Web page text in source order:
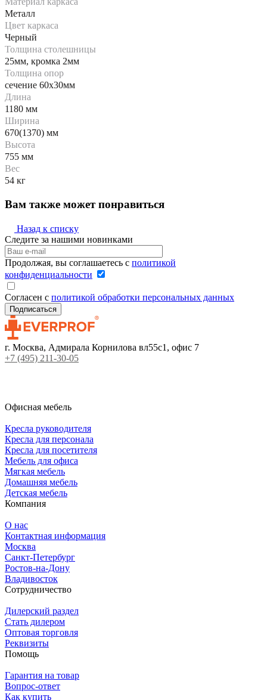
Металл
Цвет каркаса
Черный
Толщина столешницы
25мм, кромка 2мм
Толщина опор
сечение 60х30мм
Длина
1180 мм
Ширина
670(1370) мм
Высота
755 мм
Вес
54 кг
Вам также может понравиться
Назад к списку
Следите за нашими новинками
Продолжая, вы соглашаетесь с политикой
конфиденциальности
Согласен с политикой обработки персональных данных
г. Москва, Адмирала Корнилова вл55с1, офис 7
+7 (495) 211-30-05
Офисная мебель
Кресла руководителя
Кресла для персонала
Кресла для посетителя
Мебель для офиса
Мягкая мебель
Домашняя мебель
Детская мебель
Компания
О нас
Контактная информация
Москва
Санкт-Петербург
Ростов-на-Дону
Владивосток
Сотрудничество
Дилерский раздел
Стать дилером
Оптовая торговля
Реквизиты
Помощь
Гарантия на товар
Вопрос-ответ
Как купить